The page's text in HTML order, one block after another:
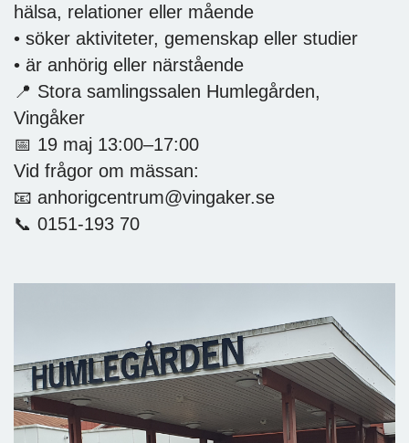
hälsa, relationer eller mående
• söker aktiviteter, gemenskap eller studier
• är anhörig eller närstående
📍 Stora samlingssalen Humlegården,
Vingåker
📅 19 maj 13:00–17:00
Vid frågor om mässan:
📧 anhorigcentrum@vingaker.se
📞 0151‑193 70